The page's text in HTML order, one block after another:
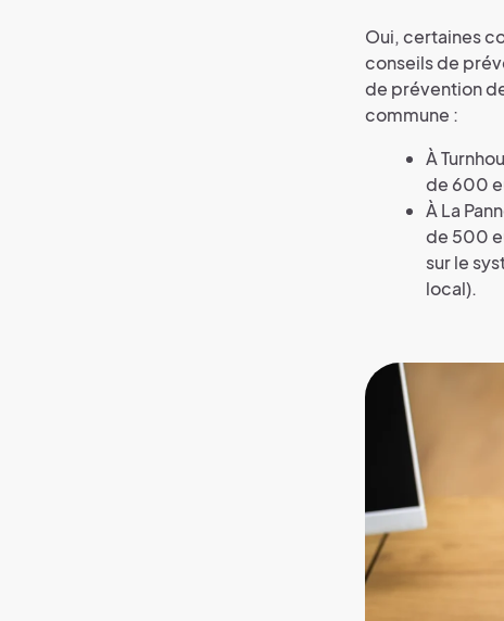
Oui, certaines
conseils de
de prévention
commune :
À
de 600
À La
de 500
sur le
local).